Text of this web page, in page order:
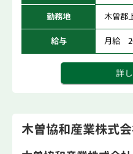
勤務地 木曽郡
給与 月給
詳
木曽協和産業株式